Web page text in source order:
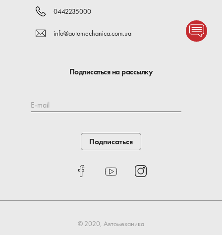
0442235000
info@automechanica.com.ua
Подписаться на рассылку
E-mail
Подписаться
© 2020, Автомеханика